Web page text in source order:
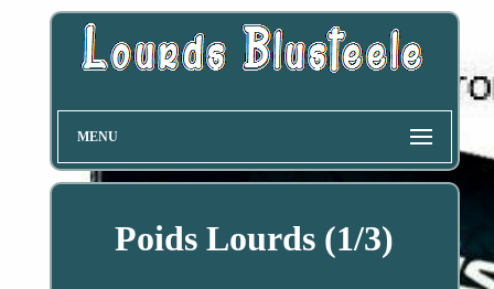
MENU
Poids Lourds (1/3)